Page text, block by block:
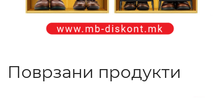
Поврзани продукти